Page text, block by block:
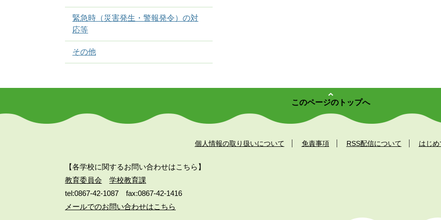
緊急時（災害発生・警報発令）の対
応等
その他
このページのトップへ
個人情報の取り扱いについて 免責事項 RSS配信について はじ
【各学校に関するお問い合わせはこちら】
教育委員会
学校教育課
tel:0867-42-1087
fax:0867-42-1416
メールでのお問い合わせはこちら